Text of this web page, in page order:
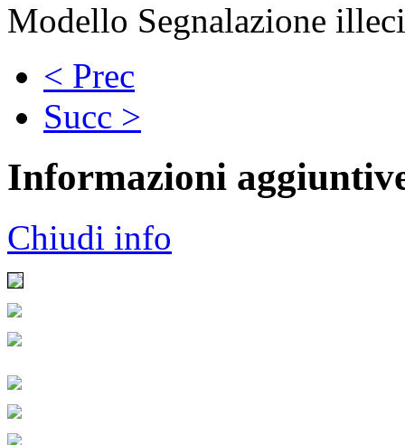
Modello Segnalazione
< Prec
Succ >
Informazioni
Chiudi info